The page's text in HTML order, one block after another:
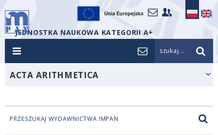
JEDNOSTKA NAUKOWA KATEGORII A+
szukaj...
ACTA ARITHMETICA
PRZESZUKAJ WYDAWNICTWA IMPAN